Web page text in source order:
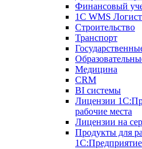
Финансовый
1С WMS
Строительство
Транспорт
Медицина
CRM
BI системы
Лицензии
рабочие места
Лицензии на
Продукты для